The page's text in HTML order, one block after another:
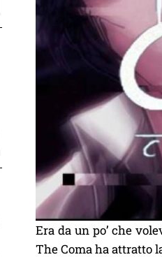
Era da un po’ che
The Coma ha attratto